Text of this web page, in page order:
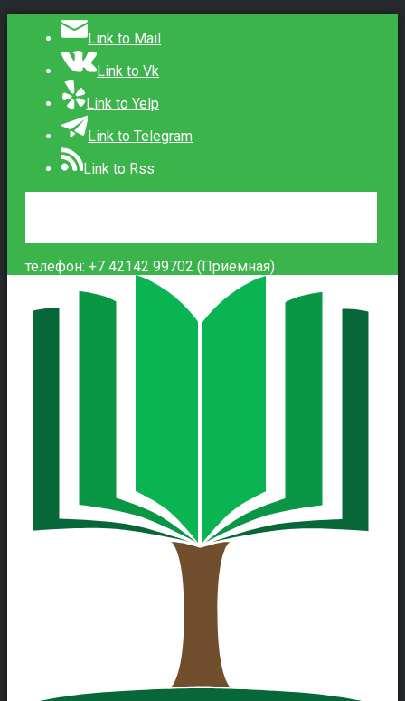
Link to Mail
Link to Vk
Link to Yelp
Link to Telegram
Link to Rss
телефон: +7 42142 99702 (Приемная)